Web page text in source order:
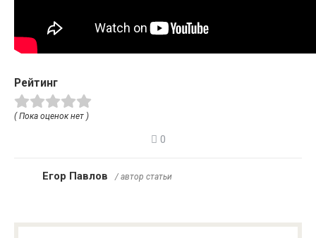
Рейтинг
( Пока оценок нет )
0
Егор Павлов / автор статьи